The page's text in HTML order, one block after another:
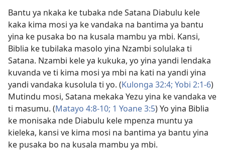
Bantu ya nkaka ke tubaka nde Satana Diabulu kele
kaka kima mosi ya ke vandaka na bantima ya bantu
yina ke pusaka bo na kusala mambu ya mbi. Kansi,
Biblia ke tubilaka masolo yina Nzambi solulaka ti
Satana. Nzambi kele ya kukuka, yo yina yandi lendaka
kuvanda ve ti kima mosi ya mbi na kati na yandi yina
yandi vandaka kusolula ti yo. (Kulonga 32:4; Yobi 2:1-6)
Mutindu mosi, Satana mekaka Yezu yina ke vandaka ve
ti masumu. (Matayo 4:8-10; 1 Yoane 3:5) Yo yina Biblia
ke monisaka nde Diabulu kele mpenza muntu ya
kieleka, kansi ve kima mosi na bantima ya bantu yina
ke pusaka bo na kusala mambu ya mbi.